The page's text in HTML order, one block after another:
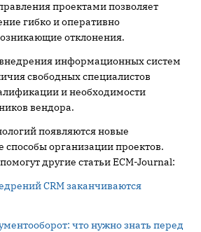
проектами позволяет
гибко и оперативно
отклонения.
информационных систем
свободных специалистов
и необходимости
вендора.
появляются новые
способы организации проектов.
другие статьи ECM-Journal:
CRM заканчиваются
что нужно знать перед